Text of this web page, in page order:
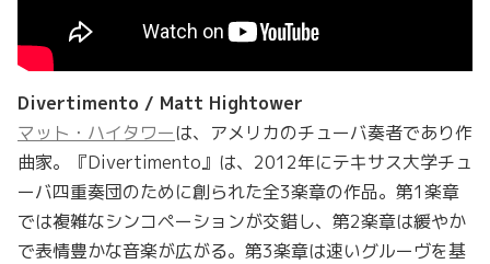
Divertimento / Matt Hightower
マット・ハイタワーは、アメリカのチューバ奏者であり作
曲家。『Divertimento』は、2012年にテキサス大学チュ
ーバ四重奏団のために創られた全3楽章の作品。第1楽章
では複雑なシンコペーションが交錯し、第2楽章は緩やか
で表情豊かな音楽が広がる。第3楽章は速いグルーヴを基